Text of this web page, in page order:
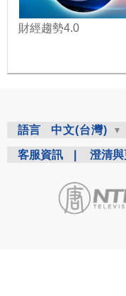
財經趨勢4.0
語言 中文(台灣)
客服資訊 澄清